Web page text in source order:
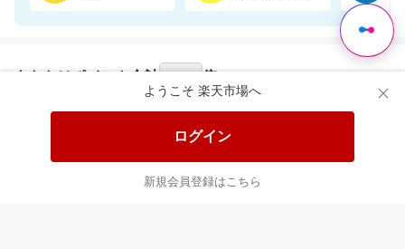
ようこそ 楽天市場へ
ログイン
新規会員登録はこちら
あなたはポイント 合計 倍